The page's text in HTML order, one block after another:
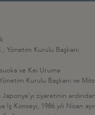
Yönetim Kurulu Başkanı
ve Kei Uruma
Kurulu Başkanı ve
Japonya'yı ziyaretinin
İş Konseyi, 1986 yılı Nisan